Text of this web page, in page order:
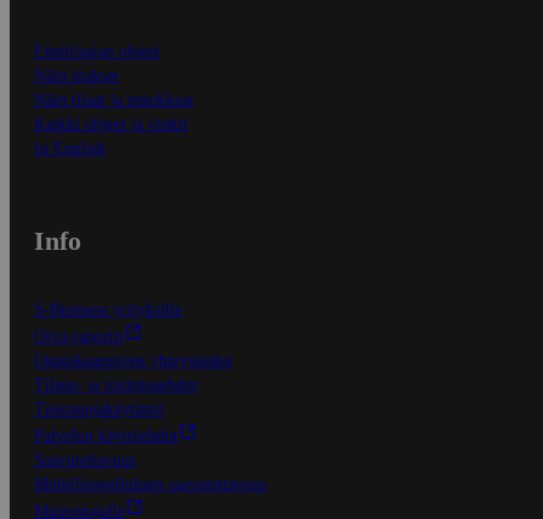
Ensitilaajan ohjeet
Näin maksat
Näin tilaat ja muokkaat
Kaikki ohjeet ja vinkit
In English
Info
S-Business yrityksille
Oiva-raportit
Osuuskauppojen yhteystiedot
Tilaus- ja toimitusehdot
Tietosuojakäytäntö
Palvelun käyttöehdot
Saavutettavuus
Mobiilisovelluksen saavutettavuus
Mainostajalle